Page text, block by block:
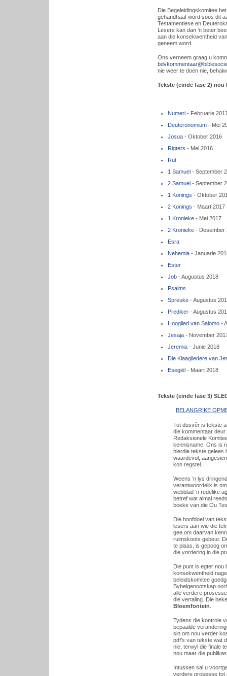
Die Begeleidingskomitee
gehandhaaf word soos dit
Testamentiese en
Lesers kan dan 'n beter
aan die konsekwentheid
geneem word.
Ons verneem graag u
nie weer te doen nie,
Tekste (einde fase 2)
Numeri- Februarie
Deuteronomium- Mei
Josua- Oktober 2016
Rigters - Mei 2016
Rut
1 Samuel - September
2 Samuel - September
1 Konings - Oktober
2 Konings - Maart 2017
1 Kronieke- Mei 2017
2 Kronieke- Desember
Esra
Nehemia- Januarie
Ester
Job- Augustus 2018
Psalms
Spreuke- Augustus
Prediker- Augustus
Hooglied van Salomo-
Jesaja- November
Jeremia- Junie 2018
Die Klaagliedere van
Esegiël - Maart 2018
Tekste (einde fase 3)
BELANGRIKE
Tot dusvêr is tekste
die kommentaar
Redaksionele
kennisname. Ons is
hierdie tekste gelees
waardevol,
kon regstel.
Weens ’n lys
verantwoordelik is
webblad ’n redelike
betref wat almal
boeke van die Ou
Die hoofdoel van
lesers aan wie die
gee om daarvan
ruimskoots gebeur.
te plaas, is gepoog
die vordering in die
Die punt is egter
konsekwentheid
beleidskomitee
Bybelgenootskap
alle verdere
die vertaling. Die
Bloemfontein.
Tydens die kontrole
bepaalde
sin om nou verder
pdf’s van tekste wat
nie, terwyl die finale
nou maar die
Intussen sal u
verdere prosesse tot